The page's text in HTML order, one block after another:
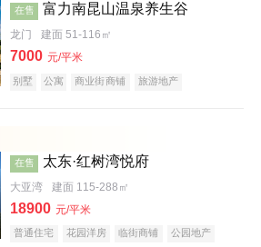
在售 富力南昆山温泉养生谷
龙门 建面 51-116㎡
7000 元/平米
别墅 公寓 商业街商铺
旅游地产
在售 太东·红树湾悦府
大亚湾 建面 115-288㎡
18900 元/平米
普通住宅 花园洋房 临街商铺
公园地产